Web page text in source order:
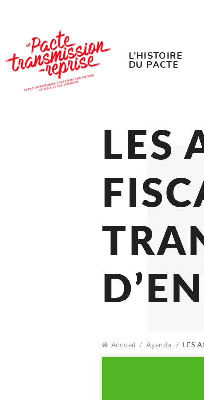
L’HISTOIRE
DU PACTE
Accueil Agenda LES